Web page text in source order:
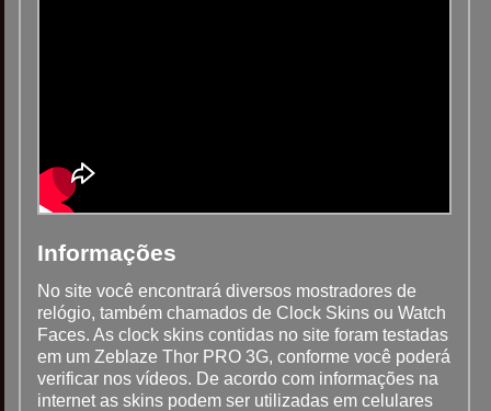
Informações
No site você encontrará diversos mostradores de
relógio, também chamados de Clock Skins ou Watch
Faces. As clock skins contidas no site foram testadas
em um Zeblaze Thor PRO 3G, conforme você poderá
verificar nos vídeos. De acordo com informações na
internet as skins podem ser utilizadas em celulares